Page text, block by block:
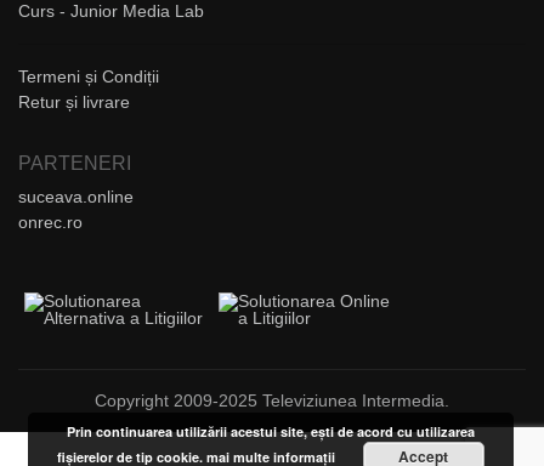
Curs - Junior Media Lab
Termeni și Condiții
Retur și livrare
PARTENERI
suceava.online
onrec.ro
Copyright 2009-2025 Televiziunea Intermedia.
Prin continuarea utilizării acestui site, ești de acord cu utilizarea
fișierelor de tip cookie. mai multe informații Accept